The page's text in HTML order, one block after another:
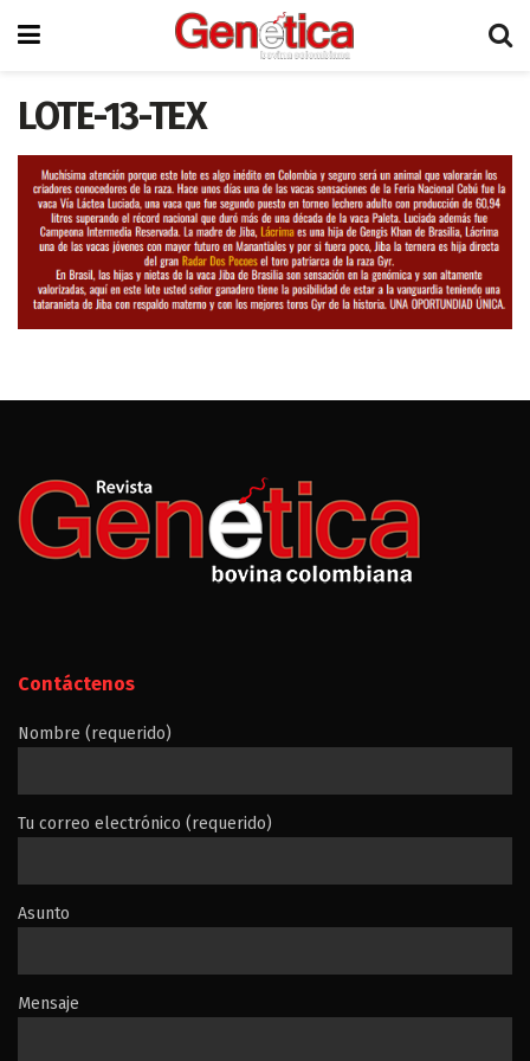
LOTE-13-TEX
Contáctenos
Nombre (requerido)
Tu correo electrónico (requerido)
Asunto
Mensaje